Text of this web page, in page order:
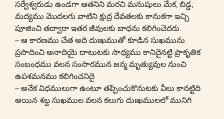
సర్వేశ్వరుడు ఉండగా ఆతనిని మరచి మనుషులు మేక, బిడ్డ,
మద్యము మొదలగు వాటిని క్షుద్ర దేవతలకు కానుకగా ఇచ్చి
పూజించి తద్వారా ఇతర జీవులకు బాధను కలిగించెదరు.
– ఆ కారణము చేత అది దుఃఖముతో కూడిన సుఖమును
ప్రసాదించి అనాదియై దాటుటకు సాధ్యము కానిదైనట్టి ప్రాకృతిక
సంబంధము వలన సంసారమున జన్మ మృత్యువుల నుంచి
ఉపశమనము కలిగించనిదై
– అనేక విధములుగా ఉంటూ తప్పించుకొనుటకు వీలు కానట్టిది
అయిన శబ్ద సుఖముల వలన కలుగు దుఃఖములలో మునిగి